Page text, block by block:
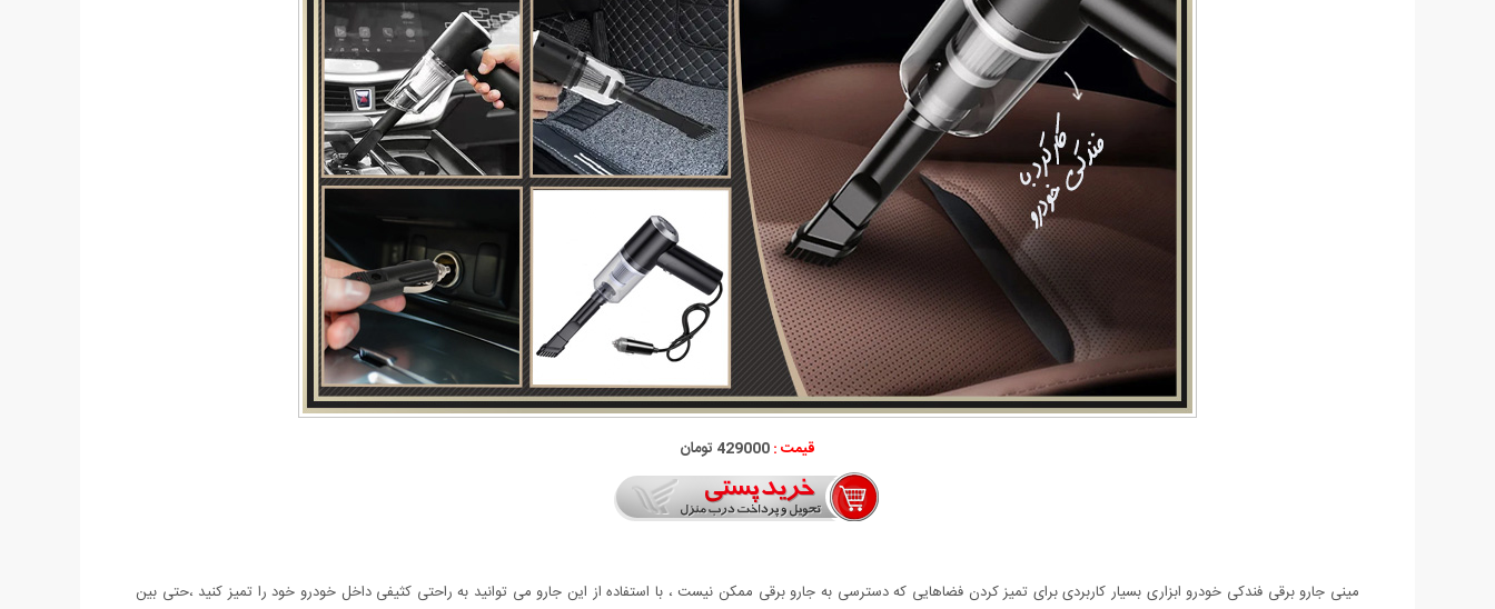
قیمت :429000 تومان
مینی جارو برقی فندکی خودرو ابزاری بسیار کاربردی برای تمیز کردن فضاهایی که دسترسی به جارو برقی ممکن نیست ، با استفاده از این جارو می توانید به راحتی کثیفی داخل خودرو خود را تمیز کنید ،حتی بین